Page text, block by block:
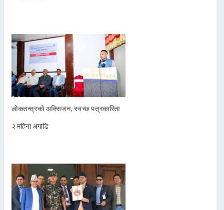
लोकतन्त्रको अक्सिजन, स्वच्छ पत्रकारिता
२ महिना अगाडि